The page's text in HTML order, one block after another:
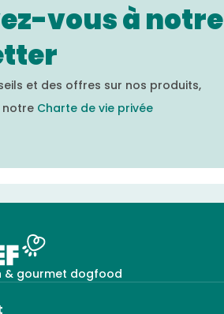
vous à notre
et des offres sur nos produits,
Charte de vie privée
& gourmet dogfood